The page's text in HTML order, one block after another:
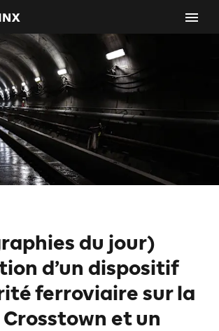
du jour)
d’un dispositif
ferroviaire sur la
et un